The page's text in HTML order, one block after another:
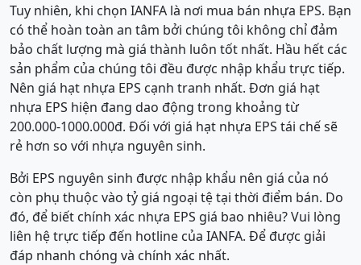
Tuy nhiên, khi chọn IANFA là nơi mua bán nhựa EPS. Bạn
có thể hoàn toàn an tâm bởi chúng tôi không chỉ đảm
bảo chất lượng mà giá thành luôn tốt nhất. Hầu hết các
sản phẩm của chúng tôi đều được nhập khẩu trực tiếp.
Nên giá hạt nhựa EPS cạnh tranh nhất. Đơn giá hạt
nhựa EPS hiện đang dao động trong khoảng từ
200.000-1000.000đ. Đối với giá hạt nhựa EPS tái chế sẽ
rẻ hơn so với nhựa nguyên sinh.
Bởi EPS nguyên sinh được nhập khẩu nên giá của nó
còn phụ thuộc vào tỷ giá ngoại tệ tại thời điểm bán. Do
đó, để biết chính xác nhựa EPS giá bao nhiêu? Vui lòng
liên hệ trực tiếp đến hotline của IANFA. Để được giải
đáp nhanh chóng và chính xác nhất.